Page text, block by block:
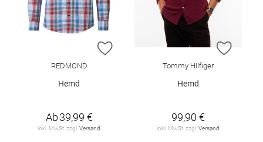
ZUR WUNSCHLISTE HINZUFÜGEN
REDMOND
Hemd
Ab39,99 €
inkl. MwSt. zzgl. Versand
ZUR
Tommy Hilfiger
Hemd
99,90 €
inkl. MwSt. zzgl. Versand